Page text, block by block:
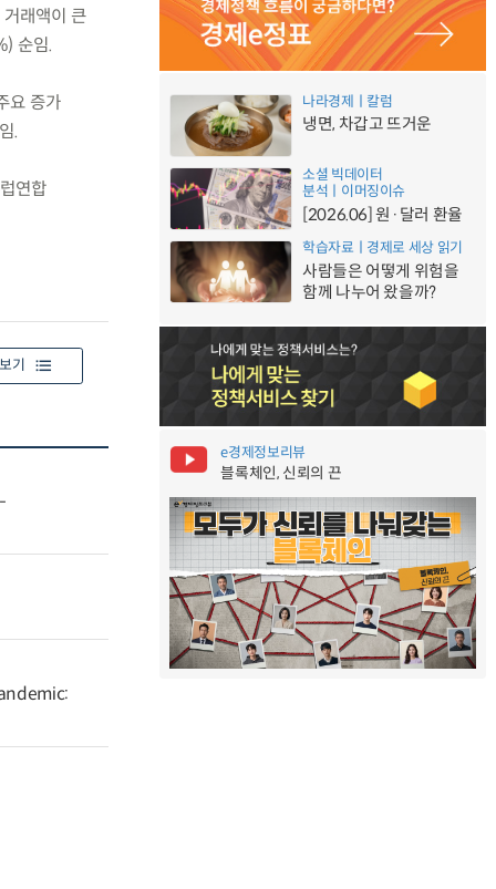
래액이 큰
순임.
요 증가
.
연합
기
나라경제ㅣ칼럼
냉면, 차갑고 뜨거운
소셜 빅데이터
분석ㅣ이머징이슈
[2026.06] 원·달러 환율
학습자료ㅣ경제로 세상 읽기
사람들은 어떻게 위험을
함께 나누어 왔을까?
e경제정보리뷰
블록체인, 신뢰의 끈